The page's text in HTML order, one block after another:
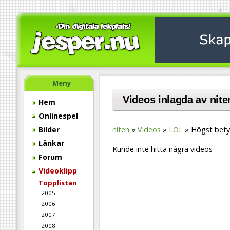
Meny
Hem
Onlinespel
Bilder
Länkar
Forum
Videoklipp
Topplistan
2005
2006
2007
2008
Videos inlagda av
niten Videos LOL Högst
Kunde inte hitta några videos